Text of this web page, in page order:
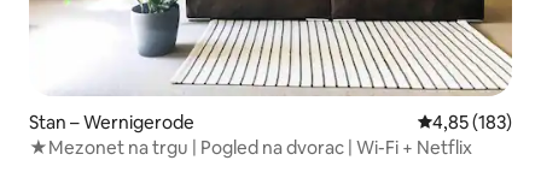
Stan – Wernigerode Prosječna
4,85 (183)
★Mezonet na trgu | Pogled na dvorac | Wi-Fi + Netflix